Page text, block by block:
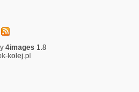
4images 1.8
kolej.pl